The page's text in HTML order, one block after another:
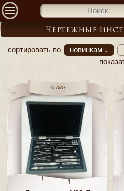
Чертежные
сортировать по новинкам ↓
75797